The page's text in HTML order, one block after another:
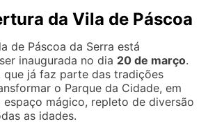
da Vila de Páscoa
de Páscoa da Serra está
inaugurada no dia 20 de março.
que já faz parte das tradições
o Parque da Cidade, em
espaço mágico, repleto de diversão
as idades.